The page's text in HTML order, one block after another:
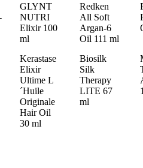
GLYNT
NUTRI
Elixir 100
ml
Redken
All Soft
Argan-6
Oil 111 ml
Kerastase
Elixir
Ultime L
´Huile
Originale
Hair Oil
30 ml
Biosilk
Silk
Therapy
LITE 67
ml